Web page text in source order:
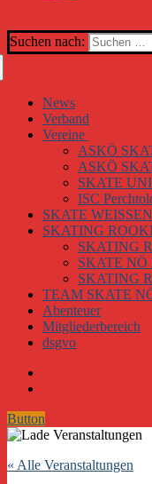
Suchen nach:
News
Verband
Vereine
ASKÖ
ASKÖ
SKATE
ISC
SKATE
SKATING
SKATING
SKATE NÖ
SKATING
TEAM SKATE
Abenteuer
Mitgliederbereich
dsgvo
Button
« Alle Veranstaltungen